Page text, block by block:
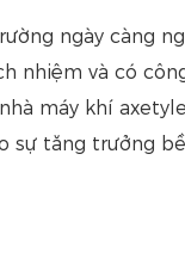
ngày càng
nhiệm và có
máy khí
sự tăng trưởng